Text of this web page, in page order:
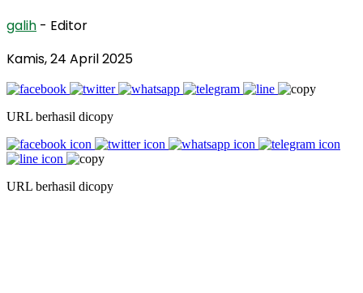
galih - Editor
Kamis, 24 April 2025
URL berhasil dicopy
URL berhasil dicopy